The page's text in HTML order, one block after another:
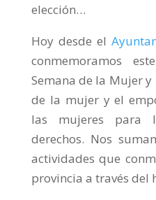
elección…
Hoy desde el
conmemoramos
Semana de la Mujer
de la mujer y el
las mujeres para
derechos. Nos
actividades que
provincia a través del